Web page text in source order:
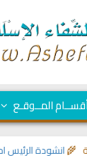
المــوقـع
الرئيس احمد الشرع